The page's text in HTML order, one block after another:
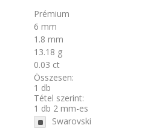
Prémium
6 mm
1.8 mm
13.18 g
0.03 ct
Összesen:
1 db
Tétel szerint:
1 db 2 mm-es
Swarovski